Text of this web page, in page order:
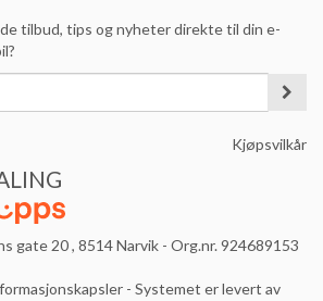
tilbud, tips og nyheter direkte til din e-
Kjøpsvilkår
gate 20 , 8514 Narvik - Org.nr. 924689153
- Systemet er levert av